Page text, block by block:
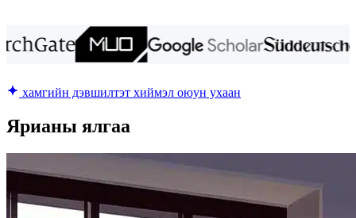
хамгийн дэвшилтэт хиймэл оюун ухаан
Ярианы ялгаа